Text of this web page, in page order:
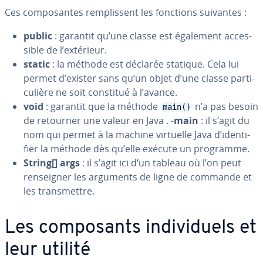
Ces com­po­santes rem­plis­sent les fonctions suivantes :
public : garantit qu’une classe est également ac­ces­
sible de l’extérieur.
static : la méthode est déclarée statique. Cela lui
permet d’exister sans qu’un objet d’une classe par­ti­
cu­lière ne soit constitué à l’avance.
void : garantit que la méthode main()
n’a pas besoin
de retourner une valeur en Java . -main : il s’agit du
nom qui permet à la machine virtuelle Java d’iden­ti­
fier la méthode dès qu’elle exécute un programme.
String[] args : il s’agit ici d’un tableau où l’on peut
ren­seig­ner les arguments de ligne de commande et
les trans­mettre.
Les com­po­sants in­di­vi­duels et
leur utilité